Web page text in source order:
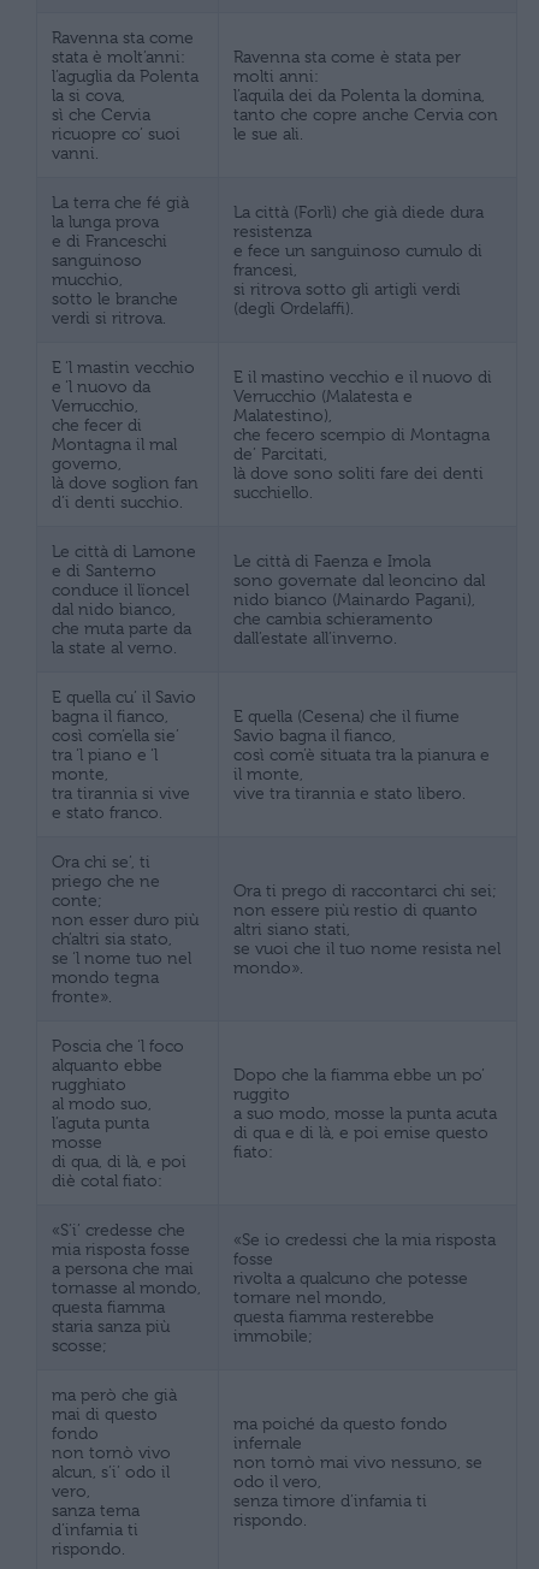
Ravenna sta come
stata è molt’anni:
l’aguglia da Polenta
la si cova,
sì che Cervia
ricuopre co’ suoi
vanni.
Ravenna sta come è stata per
molti anni:
l’aquila dei da Polenta la domina,
tanto che copre anche Cervia con
le sue ali.
La terra che fé già
la lunga prova
e di Franceschi
sanguinoso
mucchio,
sotto le branche
verdi si ritrova.
La città (Forlì) che già diede dura
resistenza
e fece un sanguinoso cumulo di
francesi,
si ritrova sotto gli artigli verdi
(degli Ordelaffi).
E ‘l mastin vecchio
e ‘l nuovo da
Verrucchio,
che fecer di
Montagna il mal
governo,
là dove soglion fan
d’i denti succhio.
E il mastino vecchio e il nuovo di
Verrucchio (Malatesta e
Malatestino),
che fecero scempio di Montagna
de’ Parcitati,
là dove sono soliti fare dei denti
succhiello.
Le città di Lamone
e di Santerno
conduce il lïoncel
dal nido bianco,
che muta parte da
la state al verno.
Le città di Faenza e Imola
sono governate dal leoncino dal
nido bianco (Mainardo Pagani),
che cambia schieramento
dall’estate all’inverno.
E quella cu’ il Savio
bagna il fianco,
così com’ella sie’
tra ‘l piano e ‘l
monte,
tra tirannia si vive
e stato franco.
E quella (Cesena) che il fiume
Savio bagna il fianco,
così com’è situata tra la pianura e
il monte,
vive tra tirannia e stato libero.
Ora chi se’, ti
priego che ne
conte;
non esser duro più
ch’altri sia stato,
se ‘l nome tuo nel
mondo tegna
fronte».
Ora ti prego di raccontarci chi sei;
non essere più restio di quanto
altri siano stati,
se vuoi che il tuo nome resista nel
mondo».
Poscia che ‘l foco
alquanto ebbe
rugghiato
al modo suo,
l’aguta punta
mosse
di qua, di là, e poi
diè cotal fiato:
Dopo che la fiamma ebbe un po’
ruggito
a suo modo, mosse la punta acuta
di qua e di là, e poi emise questo
fiato:
«S’i’ credesse che
mia risposta fosse
a persona che mai
tornasse al mondo,
questa fiamma
staria sanza più
scosse;
«Se io credessi che la mia risposta
fosse
rivolta a qualcuno che potesse
tornare nel mondo,
questa fiamma resterebbe
immobile;
ma però che già
mai di questo
fondo
non tornò vivo
alcun, s’i’ odo il
vero,
sanza tema
d’infamia ti
rispondo.
ma poiché da questo fondo
infernale
non tornò mai vivo nessuno, se
odo il vero,
senza timore d’infamia ti
rispondo.